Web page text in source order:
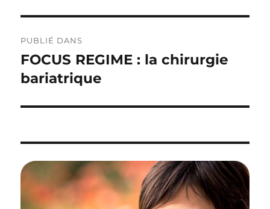
de
l’article
PUBLIÉ DANS
FOCUS REGIME : la chirurgie
bariatrique